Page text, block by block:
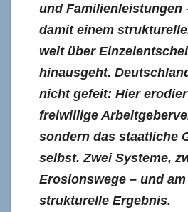
und Familienleistungen
damit einem
weit über
hinausgeht.
nicht gefeit: Hier
freiwillige
sondern das staatliche
selbst. Zwei Systeme,
Erosionswege – und
strukturelle Ergebnis.